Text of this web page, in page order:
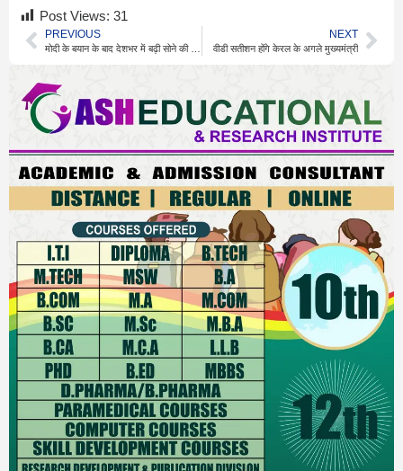
Post Views: 31
PREVIOUS NEXT
वीडी सतीशन होंगे केरल के अगले मुख्यमंत्री